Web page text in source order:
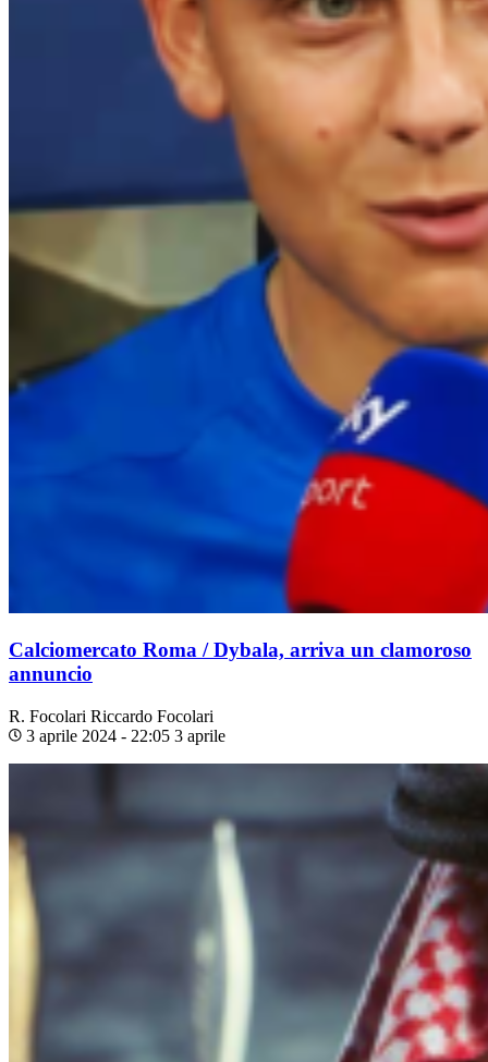
Calciomercato Roma / Dybala, arriva un clamoroso
annuncio
R. Focolari Riccardo Focolari
3 aprile 2024 - 22:05 3 aprile